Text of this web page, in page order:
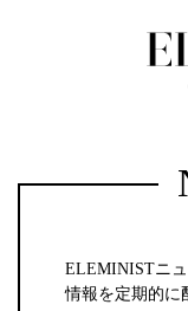
ELEMINISTニ
情報を定期的に